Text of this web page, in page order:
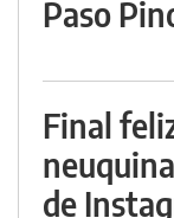
Paso
Final
de